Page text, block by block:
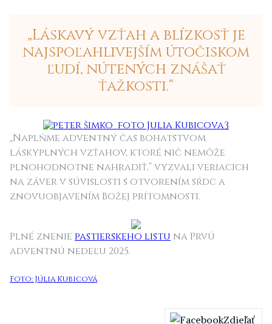
„Láskavý vzťah a blízkosť je
najspoľahlivejším útočiskom
ľudí, nútených znášať
ťažkosti.“
„Naplňme adventný čas bohatstvom
láskyplných vzťahov, ktoré nič nemôže
plnohodnotne nahradiť,“ vyzvali veriacich
na záver v súvislosti s otvorením sŕdc a
znovuobjavením Božej prítomnosti.
Plné znenie pastierskeho listu na Prvú
adventnú nedeľu 2025.
Foto: Júlia Kubicová
Zdieľať